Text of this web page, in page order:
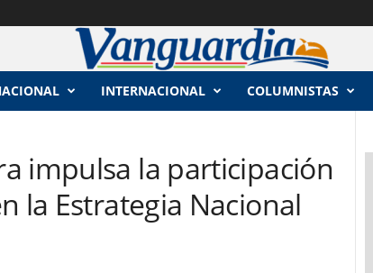
INTERNACIONAL COLUMNISTAS
impulsa la participación
la Estrategia Nacional